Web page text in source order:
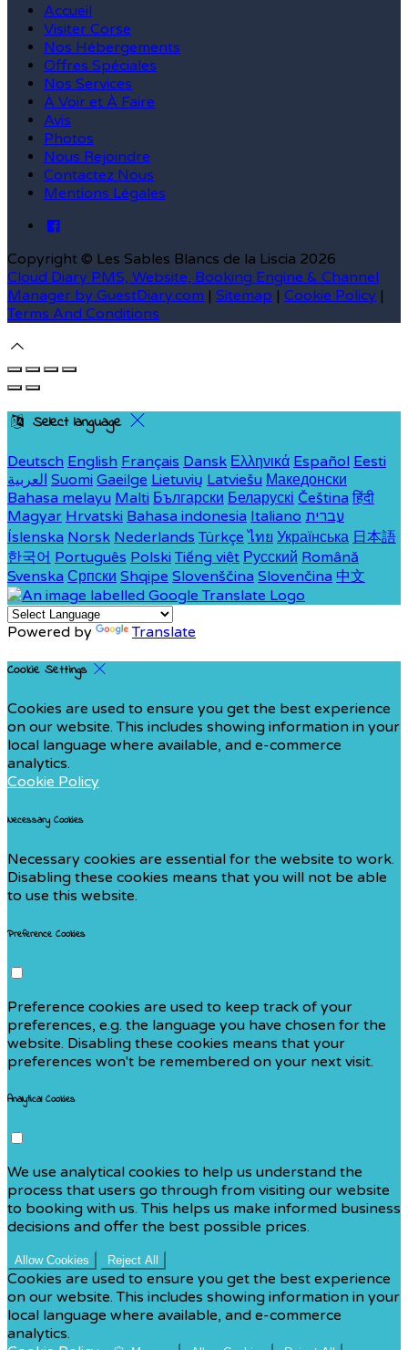
Accueil
Visiter Corse
Nos Hébergements
Offres Spéciales
Nos Services
À Voir et À Faire
Avis
Photos
Nous Rejoindre
Contactez Nous
Mentions Légales
Copyright © Les Sables Blancs de la Liscia 2026
Cloud Diary PMS, Website, Booking Engine & Channel
Manager by GuestDiary.com | Sitemap | Cookie Policy |
Terms And Conditions
Select language
Deutsch English Français Dansk Ελληνικά Español Eesti
العربية Suomi Gaeilge Lietuvių Latviešu Македонски
Bahasa melayu Malti Български Беларускі Čeština हिंदी
Magyar Hrvatski Bahasa indonesia Italiano עברית
Íslenska Norsk Nederlands Türkçe ไทย Українська 日本語
한국어 Português Polski Tiếng việt Русский Română
Svenska Српски Shqipe Slovenščina Slovenčina 中文
Powered by Translate
Cookie Settings
Cookies are used to ensure you get the best experience
on our website. This includes showing information in your
local language where available, and e-commerce
analytics.
Cookie Policy
Necessary Cookies
Necessary cookies are essential for the website to work.
Disabling these cookies means that you will not be able
to use this website.
Preference Cookies
Preference cookies are used to keep track of your
preferences, e.g. the language you have chosen for the
website. Disabling these cookies means that your
preferences won't be remembered on your next visit.
Analytical Cookies
We use analytical cookies to help us understand the
process that users go through from visiting our website
to booking with us. This helps us make informed business
decisions and offer the best possible prices.
Allow Cookies Reject All
Cookies are used to ensure you get the best experience
on our website. This includes showing information in your
local language where available, and e-commerce
analytics.